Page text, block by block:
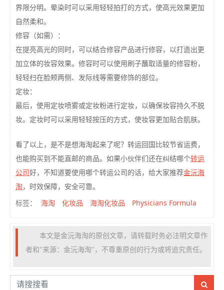
界限分明。晕染时可以采用轻轻拍打的方式，使高光效果更加
自然柔和。
修容（如需）：
在提亮高光的同时，可以结合修容产品进行修容，以打造出更
加立体的妆容效果。修容时可以使用刷子蘸取适量的修容粉，
轻轻扫在脸颊两侧、发际线等需要修饰的部位。
定妆：
最后，使用定妆喷雾或定妆粉进行定妆，以确保妆容持久不脱
妆。定妆时可以采用轻轻按压的方式，使妆容更加贴合肌肤。
看了以上，是不是想海淘起来了呢？转运回国比较节省运费，
也能购买到不能直邮的商品。如果小伙伴们还在纠结哪个转运
公司好，不知道要使用哪个转运公司的话，给大家推荐金沅海
淘，时效保障，安全可靠。
标签： 海淘 化妆品 海淘化妆品 Physicians Formula
本文是金沅海淘的原创文章，请转载时务必注明文章作
者和"来源：金沅海淘"，不尊重原创的行为或将追究责任。